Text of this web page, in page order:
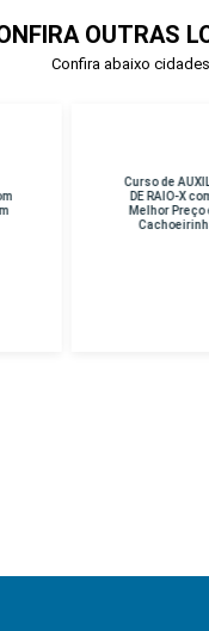
OUTRAS
Confira abaixo
Curso de AUXILIAR
DE RAIO-X com o
Melhor Preço em
Cachoeirinha